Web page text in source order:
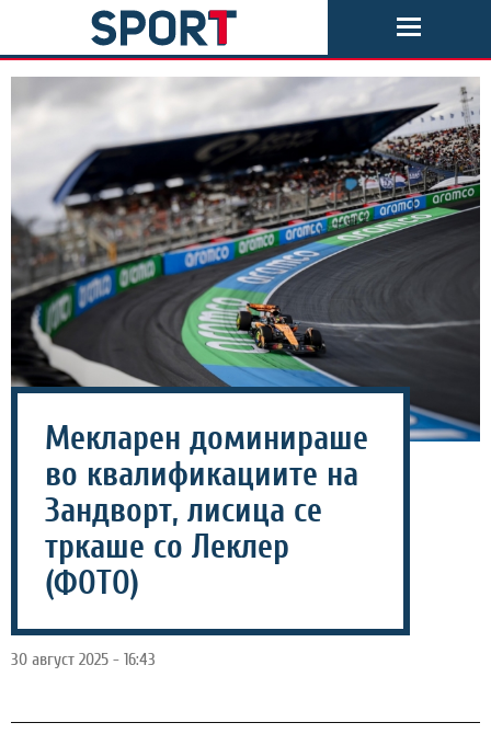
Мекларен доминираше
во квалификациите на
Зандворт, лисица се
тркаше со Леклер
(ФОТО)
30 август 2025 - 16:43